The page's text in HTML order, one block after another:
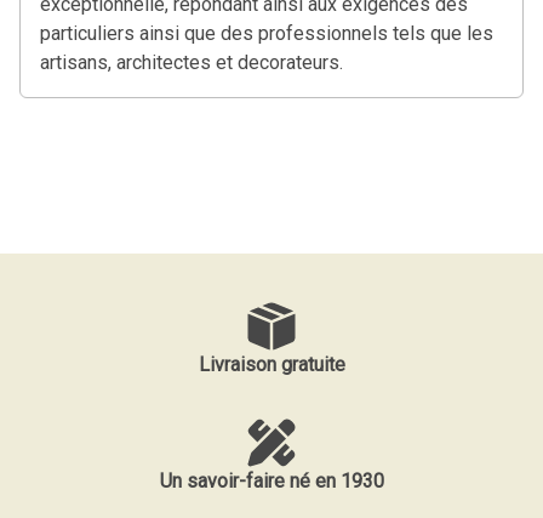
particuliers ainsi que des professionnels tels que les
artisans, architectes et decorateurs.
Livraison gratuite
Un savoir-faire né en 1930